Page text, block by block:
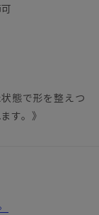
態で形を整えつ
す。》